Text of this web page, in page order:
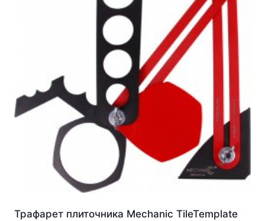
Трафарет плиточника Mechanic TileTemplate